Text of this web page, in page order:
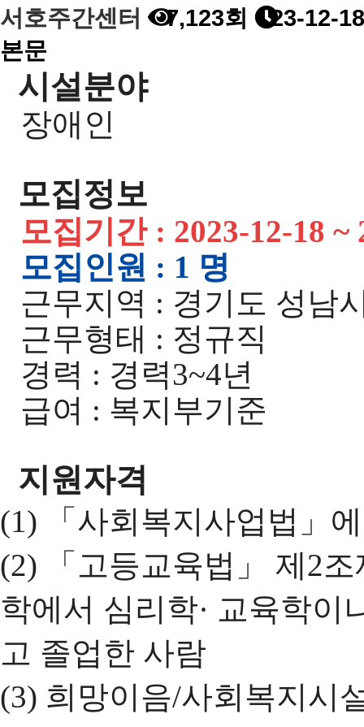
서호주간센터
7,123회
23-12-
본문
시설분야
장애인
모집정보
모집기간 : 2023-12-18 ~
모집인원 : 1 명
근무지역 : 경기도 성남
근무형태 : 정규직
경력 : 경력3~4년
급여 : 복지부기준
지원자격
(1) 「사회복지사업법」
(2) 「고등교육법」 제2
학에서 심리학· 교육학이
고 졸업한 사람
(3) 희망이음/사회복지시